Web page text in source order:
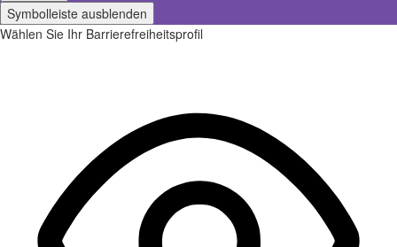
Symbolleiste ausblenden
Wählen Sie Ihr Barrierefreiheitsprofil